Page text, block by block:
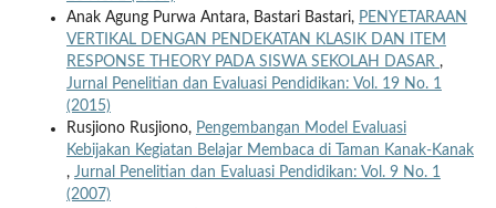
Anak Agung Purwa Antara, Bastari Bastari, PENYETARAAN
VERTIKAL DENGAN PENDEKATAN KLASIK DAN ITEM
RESPONSE THEORY PADA SISWA SEKOLAH DASAR ,
Jurnal Penelitian dan Evaluasi Pendidikan: Vol. 19 No. 1
(2015)
Rusjiono Rusjiono, Pengembangan Model Evaluasi
Kebijakan Kegiatan Belajar Membaca di Taman Kanak-Kanak
, Jurnal Penelitian dan Evaluasi Pendidikan: Vol. 9 No. 1
(2007)